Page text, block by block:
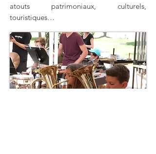
atouts patrimoniaux, culturels,
touristiques…